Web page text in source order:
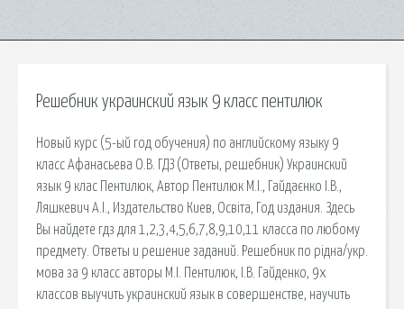
Решебник украинский язык 9 класс пентилюк
Новый курс (5-ый год обучения) по английскому языку 9
класс Афанасьева О.В. ГДЗ (Ответы, решебник) Украинский
язык 9 клас Пентилюк, Автор Пентилюк М.І., Гайдаєнко І.В.,
Ляшкевич А.І., Издательство Киев, Освiта, Год издания. Здесь
Вы найдете гдз для 1,2,3,4,5,6,7,8,9,10,11 класса по любому
предмету. Ответы и решение заданий. Решебник по рiдна/укр.
мова за 9 класс авторы M.I. Пентилюк, I.B. Гайденко, 9х
классов выучить украинский язык в совершенстве, научить